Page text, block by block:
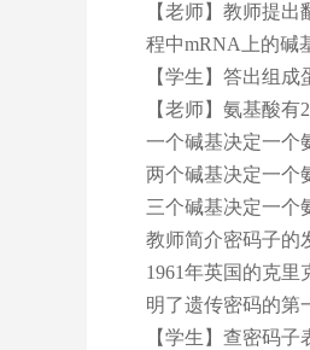
【老师】教师提
程中mRNA上的碱
【学生】答出组
【老师】氨基酸
一个碱基决定一个
两个碱基决定一个
三个碱基决定一个
教师简介密码子
1961年英国的克里
明了遗传密码的第
【学生】查密码